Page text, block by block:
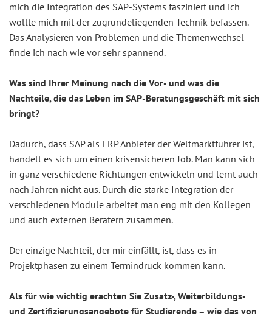
mich die Integration des SAP-Systems fasziniert und ich
wollte mich mit der zugrundeliegenden Technik befassen.
Das Analysieren von Problemen und die Themenwechsel
finde ich nach wie vor sehr spannend.
Was sind Ihrer Meinung nach die Vor- und was die
Nachteile, die das Leben im SAP-Beratungsgeschäft mit sich
bringt?
Dadurch, dass SAP als ERP Anbieter der Weltmarktführer ist,
handelt es sich um einen krisensicheren Job. Man kann sich
in ganz verschiedene Richtungen entwickeln und lernt auch
nach Jahren nicht aus. Durch die starke Integration der
verschiedenen Module arbeitet man eng mit den Kollegen
und auch externen Beratern zusammen.
Der einzige Nachteil, der mir einfällt, ist, dass es in
Projektphasen zu einem Termindruck kommen kann.
Als für wie wichtig erachten Sie Zusatz-, Weiterbildungs-
und Zertifizierungsangebote für Studierende – wie das von